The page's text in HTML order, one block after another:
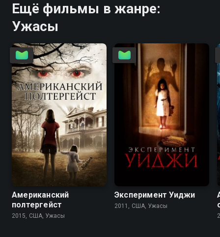
Ещё фильмы в жанре:
Ужасы
3.4 2.0
Американский
полтергейст
2015, США, Ужасы
4.0 3.2
Эксперимент Уиджи
2011, США, Ужасы